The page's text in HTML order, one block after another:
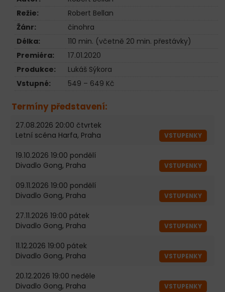
Režie:
Robert Bellan
Žánr:
činohra
Délka:
110 min. (včetně 20 min. přestávky)
Premiéra:
17.01.2020
Produkce:
Lukáš Sýkora
Vstupné:
549 – 649 Kč
Termíny představení:
27.08.2026 20:00 čtvrtek
Letní scéna Harfa, Praha
VSTUPENKY
19.10.2026 19:00 pondělí
Divadlo Gong, Praha
VSTUPENKY
09.11.2026 19:00 pondělí
Divadlo Gong, Praha
VSTUPENKY
27.11.2026 19:00 pátek
Divadlo Gong, Praha
VSTUPENKY
11.12.2026 19:00 pátek
Divadlo Gong, Praha
VSTUPENKY
20.12.2026 19:00 neděle
Divadlo Gong, Praha
VSTUPENKY